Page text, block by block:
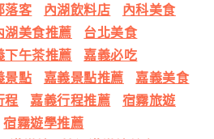
落客 內湖飲料店
內科美食
湖美食推薦
台北美食
下午茶推薦
嘉義必吃
景點 嘉義景點推薦
嘉義美食
程 嘉義行程推薦
宿霧旅遊
宿霧遊學推薦